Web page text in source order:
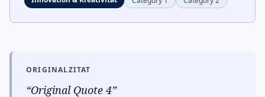
ORIGINALZITAT
“Original Quote 4”